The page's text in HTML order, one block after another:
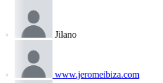
Jilano
www.jeromeibiza.com